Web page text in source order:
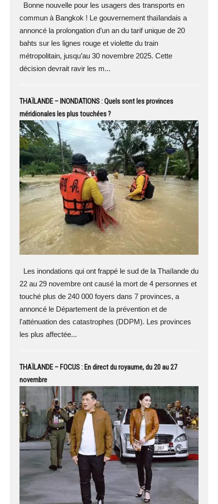
Bonne nouvelle pour les usagers des transports en
commun à Bangkok ! Le gouvernement thaïlandais a
annoncé la prolongation d’un an du tarif unique de 20
bahts sur les lignes rouge et violette du train
métropolitain, jusqu’au 30 novembre 2025. Cette
décision devrait ravir les m...
THAÏLANDE – INONDATIONS : Quels sont les provinces
méridionales les plus touchées ?
Les inondations qui ont frappé le sud de la Thaïlande du
22 au 29 novembre ont causé la mort de 4 personnes et
touché plus de 240 000 foyers dans 7 provinces, a
annoncé le Département de la prévention et de
l'atténuation des catastrophes (DDPM). Les provinces
les plus affectée...
THAÏLANDE – FOCUS : En direct du royaume, du 20 au 27
novembre